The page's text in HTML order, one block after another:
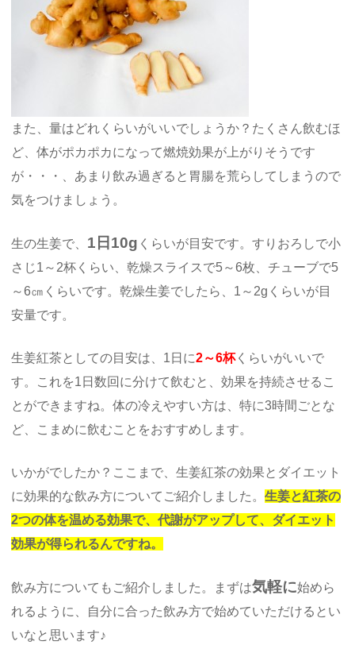
また、量はどれくらいがいいでしょうか？たくさん飲むほ
ど、体がポカポカになって燃焼効果が上がりそうです
が・・・、あまり飲み過ぎると胃腸を荒らしてしまうので
気をつけましょう。
生の生姜で、 1日10g くらいが目安です。すりおろしで小
さじ1～2杯くらい、乾燥スライスで5～6枚、チューブで5
～6㎝くらいです。乾燥生姜でしたら、1～2gくらいが目
安量です。
生姜紅茶としての目安は、1日に2～6杯くらいがいいで
す。これを1日数回に分けて飲むと、効果を持続させるこ
とができますね。体の冷えやすい方は、特に3時間ごとな
ど、こまめに飲むことをおすすめします。
いかがでしたか？ここまで、生姜紅茶の効果とダイエット
に効果的な飲み方についてご紹介しました。生姜と紅茶の
2つの体を温める効果で、代謝がアップして、ダイエット
効果が得られるんですね。
飲み方についてもご紹介しました。まずは気軽に始めら
れるように、自分に合った飲み方で始めていただけるとい
いなと思います♪